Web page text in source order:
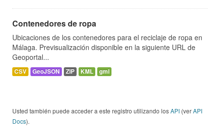
Contenedores de ropa
Ubicaciones de los contenedores para el reciclaje de ropa en
Málaga. Previsualización disponible en la siguiente URL de
Geoportal...
CSV GeoJSON ZIP KML gml
Usted también puede acceder a este registro utilizando losAPI (verAPI
Docs).